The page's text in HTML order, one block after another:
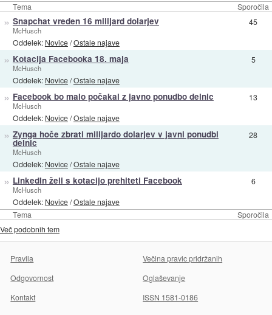
Tema Sporočila
Tema Sporočila
» Snapchat vreden 16 milijard dolarjev
McHusch
Oddelek: Novice/Ostale najave
45
» Kotacija Facebooka 18. maja
McHusch
Oddelek: Novice/Ostale najave
5
» Facebook bo malo počakal z javno ponudbo delnic
McHusch
Oddelek: Novice/Ostale najave
13
» Zynga hoče zbrati milijardo dolarjev v javni ponudbi
delnic
McHusch
Oddelek: Novice/Ostale najave
28
» LinkedIn želi s kotacijo prehiteti Facebook
McHusch
Oddelek: Novice/Ostale najave
6
Več podobnih tem
Pravila
Večina pravic pridržanih
Odgovornost
Oglaševanje
Kontakt
ISSN 1581-0186